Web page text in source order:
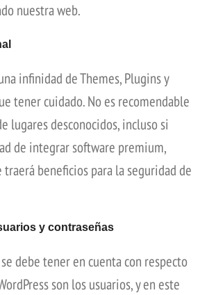
nuestra web.
infinidad de Themes, Plugins y
tener cuidado. No es recomendable
lugares desconocidos, incluso si
de integrar software premium,
traerá beneficios para la seguridad de
y contraseñas
debe tener en cuenta con respecto
son los usuarios, y en este